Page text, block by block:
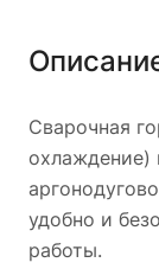
Сварочная
охлаждение)
удобно и
работы.